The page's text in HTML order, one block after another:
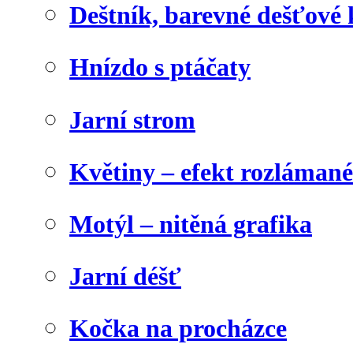
Deštník, barevné dešťové
Hnízdo s ptáčaty
Jarní strom
Květiny – efekt
Motýl – nitěná grafika
Jarní déšť
Kočka na procházce